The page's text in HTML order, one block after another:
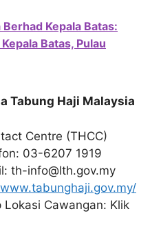
Kepala Batas:
Batas, Pulau
Tabung Haji Malaysia
Centre (THCC)
03-6207 1919
th-info@lth.gov.my
Lokasi Cawangan: Klik